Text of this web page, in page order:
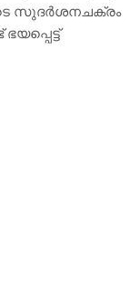
സുദര്‍ശനചക്രം